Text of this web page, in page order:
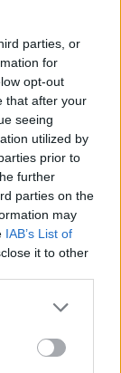
parties, or
for
opt-out
that after your
seeing
utilized by
prior to
further
parties on the
may
IAB’s List of
it to other